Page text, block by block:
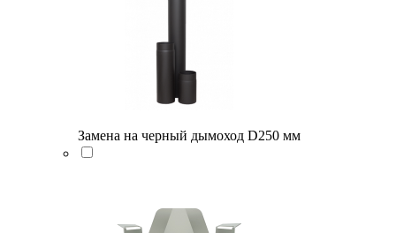
Замена на черный дымоход D250 мм